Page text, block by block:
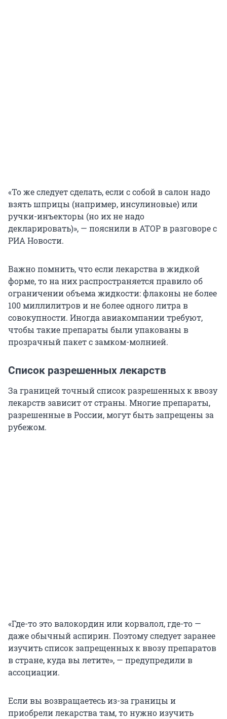
«То же следует сделать, если с собой в салон надо
взять шприцы (например, инсулиновые) или
ручки-инъекторы (но их не надо
декларировать)», — пояснили в АТОР в разговоре с
РИА Новости.
Важно помнить, что если лекарства в жидкой
форме, то на них распространяется правило об
ограничении объема жидкости: флаконы не более
100 миллилитров и не более одного литра в
совокупности. Иногда авиакомпании требуют,
чтобы такие препараты были упакованы в
прозрачный пакет с замком-молнией.
Список разрешенных лекарств
За границей точный список разрешенных к ввозу
лекарств зависит от страны. Многие препараты,
разрешенные в России, могут быть запрещены за
рубежом.
«Где-то это валокордин или корвалол, где-то —
даже обычный аспирин. Поэтому следует заранее
изучить список запрещенных к ввозу препаратов
в стране, куда вы летите», — предупредили в
ассоциации.
Если вы возвращаетесь из-за границы и
приобрели лекарства там, то нужно изучить